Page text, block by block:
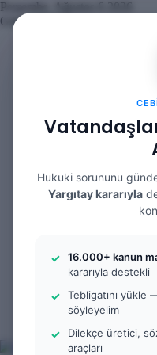
Hukuki sorununu
Yargıtay kararıyla
16.000+ kanun
kararıyla destekli
Tebligatını yükle
söyleyelim
Dilekçe üretici,
araçları
Perşembe, Ağustos 6 2026
Güncel Makale
İBAN Kiralama
12. Yargı Paketi
Banka Hesabımı
Yargıtay Kararı
Kusur Belirlemesinin
Kusur Belirlemesinin
Kira Sözleşmesinin
Yargıtay Kararı
Facebook
WhatsApp
Rastgele
Makale
Kenar
Bölmesi